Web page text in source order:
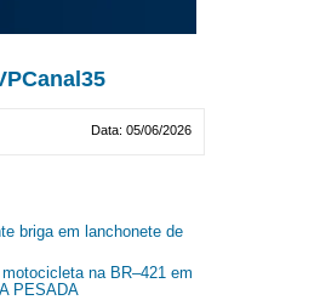
Data: 05/06/2026
briga em lanchonete de
na BR–421 em
PESADA